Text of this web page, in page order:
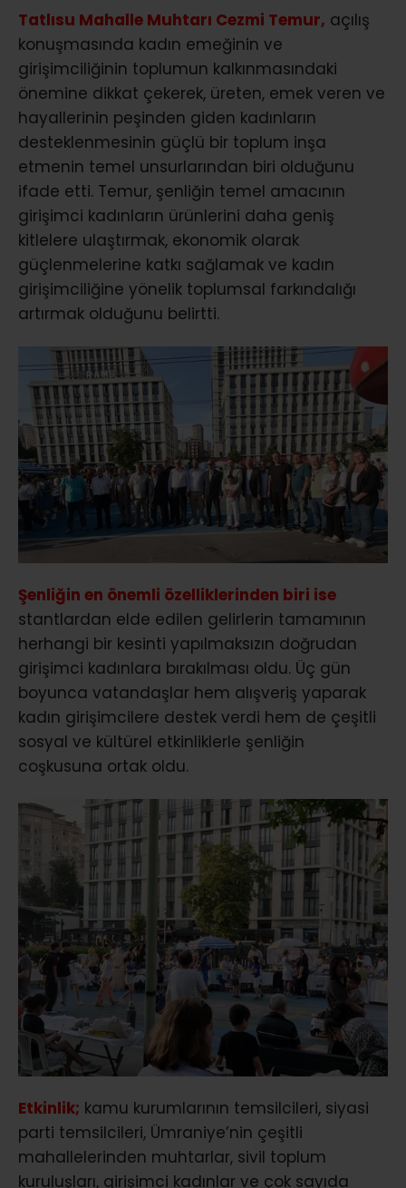
Tatlısu Mahalle Muhtarı Cezmi Temur, açılış
konuşmasında kadın emeğinin ve
girişimciliğinin toplumun kalkınmasındaki
önemine dikkat çekerek, üreten, emek veren ve
hayallerinin peşinden giden kadınların
desteklenmesinin güçlü bir toplum inşa
etmenin temel unsurlarından biri olduğunu
ifade etti. Temur, şenliğin temel amacının
girişimci kadınların ürünlerini daha geniş
kitlelere ulaştırmak, ekonomik olarak
güçlenmelerine katkı sağlamak ve kadın
girişimciliğine yönelik toplumsal farkındalığı
artırmak olduğunu belirtti.
Şenliğin en önemli özelliklerinden biri ise
stantlardan elde edilen gelirlerin tamamının
herhangi bir kesinti yapılmaksızın doğrudan
girişimci kadınlara bırakılması oldu. Üç gün
boyunca vatandaşlar hem alışveriş yaparak
kadın girişimcilere destek verdi hem de çeşitli
sosyal ve kültürel etkinliklerle şenliğin
coşkusuna ortak oldu.
Etkinlik; kamu kurumlarının temsilcileri, siyasi
parti temsilcileri, Ümraniye’nin çeşitli
mahallelerinden muhtarlar, sivil toplum
kuruluşları, girişimci kadınlar ve çok sayıda